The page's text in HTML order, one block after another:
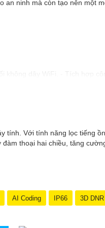
an ninh mà còn tạo nên một
- Hỗ trợ chống ngược sáng
- Tầm quan sát hồng ngoại
tin chi tiết và mua hàng
tính. Với tính năng lọc tiếng
thoại hai chiều, tăng
AI Coding IP66 3D DNR